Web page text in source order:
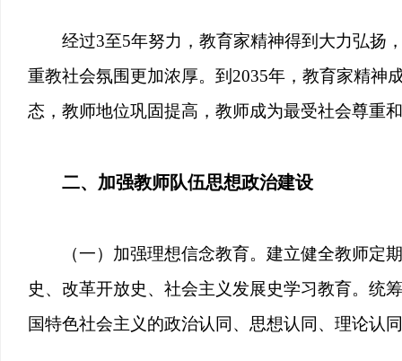
经过3至5年努力，教育家精神得到大力弘扬
重教社会氛围更加浓厚。到2035年，教育家精神
态，教师地位巩固提高，教师成为最受社会尊重
二、加强教师队伍思想政治建设
（一）加强理想信念教育。建立健全教师
史、改革开放史、社会主义发展史学习教育。统
国特色社会主义的政治认同、思想认同、理论认